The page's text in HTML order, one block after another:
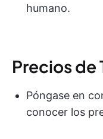
humano.
Precios de
Póngase en
conocer los